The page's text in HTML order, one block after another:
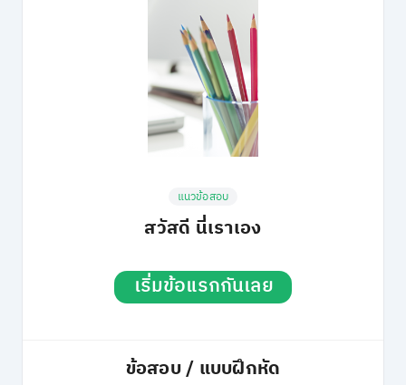
แนวข้อสอบ
สวัสดี นี่เราเอง
เริ่มข้อแรกกันเลย
ข้อสอบ / แบบฝึกหัด